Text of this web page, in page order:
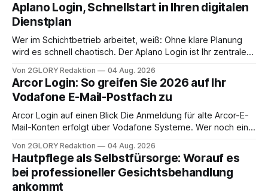
Aplano Login, Schnellstart in Ihren digitalen
Dienstplan
Wer im Schichtbetrieb arbeitet, weiß: Ohne klare Planung
wird es schnell chaotisch. Der Aplano Login ist Ihr zentraler
abwesenheiten und die gesamte kommunikation rund um
Ihr personal digital zu organisieren. In diesem Leitfaden
erfahren Sie alles, was Sie für einen reibungslosen Einstieg
brauchen, von der Registrierung
Von 2GLORY Redaktion 04 Aug. 2026
Arcor Login: So greifen Sie 2026 auf Ihr
Vodafone E-Mail-Postfach zu
Arcor Login auf einen Blick Die Anmeldung für alte Arcor-E-
Mail-Konten erfolgt über Vodafone Systeme. Wer noch eine
besitzt, loggt sich heute über das Vodafone E-Mail & Cloud
Portal ein. Der klassische Arcor Login über mail.
Von 2GLORY Redaktion 04 Aug. 2026
Hautpflege als Selbstfürsorge: Worauf es
bei professioneller Gesichtsbehandlung
ankommt